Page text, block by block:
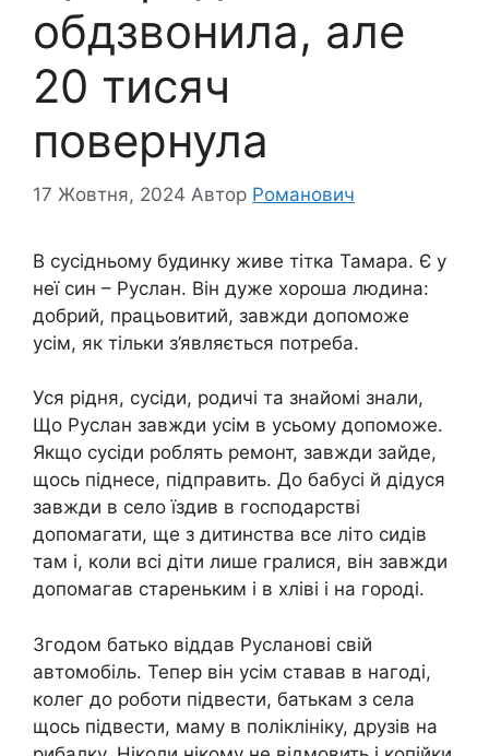
обдзвонила, але
20 тисяч
повернула
17 Жовтня, 2024 Автор Романович
В сусідньому будинку живе тітка Тамара. Є у
неї син – Руслан. Він дуже хороша людина:
добрий, працьовитий, завжди допоможе
усім, як тільки з’являється потреба.
Уся рідня, сусіди, родичі та знайомі знали,
Що Руслан завжди усім в усьому допоможе.
Якщо сусіди роблять ремонт, завжди зайде,
щось піднесе, підправить. До бабусі й дідуся
завжди в село їздив в господарстві
допомагати, ще з дитинства все літо сидів
там і, коли всі діти лише гралися, він завжди
допомагав стареньким і в хліві і на городі.
Згодом батько віддав Русланові свій
автомобіль. Тепер він усім ставав в нагоді,
колег до роботи підвести, батькам з села
щось підвести, маму в поліклініку, друзів на